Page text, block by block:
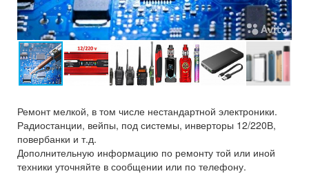
Ремонт мелкой, в том числе нестандартной электроники.
Радиостанции, вейпы, под системы, инверторы 12/220В,
повербанки и т.д.
Дополнительную информацию по ремонту той или иной
техники уточняйте в сообщении или по телефону.